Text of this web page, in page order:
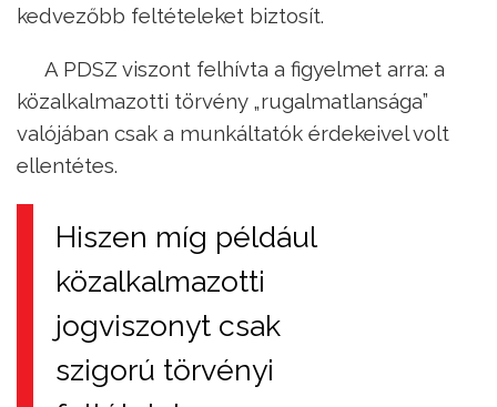
kedvezőbb feltételeket biztosít.
A PDSZ viszont felhívta a figyelmet arra: a
közalkalmazotti törvény „rugalmatlansága”
valójában csak a munkáltatók érdekeivel volt
ellentétes.
Hiszen míg például
közalkalmazotti
jogviszonyt csak
szigorú törvényi